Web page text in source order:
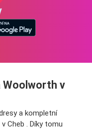
Woolworth v
a kompletní
Cheb . Díky tomu